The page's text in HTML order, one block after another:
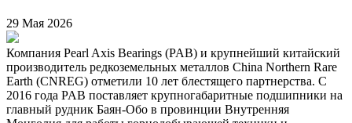
29 Мая 2026
Компания Pearl Axis Bearings (PAB) и крупнейший китайский
производитель редкоземельных металлов China Northern Rare
Earth (CNREG) отметили 10 лет блестящего партнерства. С
2016 года PAB поставляет крупногабаритные подшипники на
главный рудник Баян-Обо в провинции Внутренняя